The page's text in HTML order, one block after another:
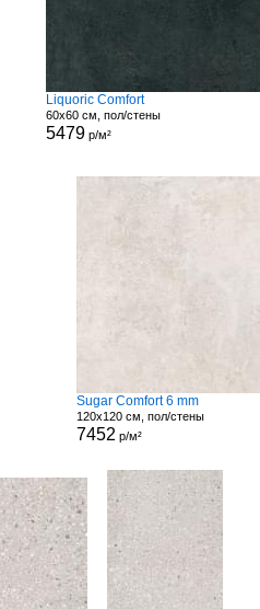
Liquoric Comfort
60x60 см, пол/стены
5479 р/м²
Sugar Comfort 6 mm
120x120 см, пол/стены
7452 р/м²